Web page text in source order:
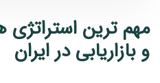
مهم ترین
و بازاریابی در ایران